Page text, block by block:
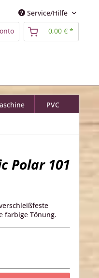
Service/Hilfe
0,00 € *
PVC
Polar 101
farbige Tönung.